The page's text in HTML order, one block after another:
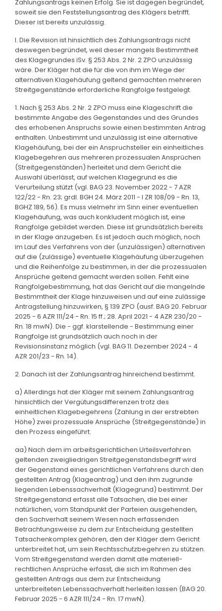
Zahlungsantrags keinen Erfolg. Sie ist dagegen begründet,
soweit sie den Feststellungsantrag des Klägers betrifft.
Dieser ist bereits unzulässig.
I. Die Revision ist hinsichtlich des Zahlungsantrags nicht
deswegen begründet, weil dieser mangels Bestimmtheit
des Klagegrundes iSv. § 253 Abs. 2 Nr. 2 ZPO unzulässig
wäre. Der Kläger hat die für die von ihm im Wege der
alternativen Klagehäufung geltend gemachten mehreren
Streitgegenstände erforderliche Rangfolge festgelegt.
1. Nach § 253 Abs. 2 Nr. 2 ZPO muss eine Klageschrift die
bestimmte Angabe des Gegenstandes und des Grundes
des erhobenen Anspruchs sowie einen bestimmten Antrag
enthalten. Unbestimmt und unzulässig ist eine alternative
Klagehäufung, bei der ein Anspruchsteller ein einheitliches
Klagebegehren aus mehreren prozessualen Ansprüchen
(Streitgegenständen) herleitet und dem Gericht die
Auswahl überlässt, auf welchen Klagegrund es die
Verurteilung stützt (vgl. BAG 23. November 2022 - 7 AZR
122/22 - Rn. 23; grdl. BGH 24. März 2011 - I ZR 108/09 - Rn. 13,
BGHZ 189, 56). Es muss vielmehr im Sinn einer eventuellen
Klagehäufung, was auch konkludent möglich ist, eine
Rangfolge gebildet werden. Diese ist grundsätzlich bereits
in der Klage anzugeben. Es ist jedoch auch möglich, noch
im Lauf des Verfahrens von der (unzulässigen) alternativen
auf die (zulässige) eventuelle Klagehäufung überzugehen
und die Reihenfolge zu bestimmen, in der die prozessualen
Ansprüche geltend gemacht werden sollen. Fehlt eine
Rangfolgebestimmung, hat das Gericht auf die mangelnde
Bestimmtheit der Klage hinzuweisen und auf eine zulässige
Antragstellung hinzuwirken, § 139 ZPO (ausf. BAG 20. Februar
2025 - 6 AZR 111/24 - Rn. 15 ff.; 28. April 2021 - 4 AZR 230/20 -
Rn. 18 mwN). Die - ggf. klarstellende - Bestimmung einer
Rangfolge ist grundsätzlich auch noch in der
Revisionsinstanz möglich (vgl. BAG 11. Dezember 2024 - 4
AZR 201/23 - Rn. 14).
2. Danach ist der Zahlungsantrag hinreichend bestimmt.
a) Allerdings hat der Kläger mit seinem Zahlungsantrag
hinsichtlich der Vergütungsdifferenzen trotz des
einheitlichen Klagebegehrens (Zahlung in der erstrebten
Höhe) zwei prozessuale Ansprüche (Streitgegenstände) in
den Prozess eingeführt.
aa) Nach dem im arbeitsgerichtlichen Urteilsverfahren
geltenden zweigliedrigen Streitgegenstandsbegriff wird
der Gegenstand eines gerichtlichen Verfahrens durch den
gestellten Antrag (Klageantrag) und den ihm zugrunde
liegenden Lebenssachverhalt (Klagegrund) bestimmt. Der
Streitgegenstand erfasst alle Tatsachen, die bei einer
natürlichen, vom Standpunkt der Parteien ausgehenden,
den Sachverhalt seinem Wesen nach erfassenden
Betrachtungsweise zu dem zur Entscheidung gestellten
Tatsachenkomplex gehören, den der Kläger dem Gericht
unterbreitet hat, um sein Rechtsschutzbegehren zu stützen.
Vom Streitgegenstand werden damit alle materiell-
rechtlichen Ansprüche erfasst, die sich im Rahmen des
gestellten Antrags aus dem zur Entscheidung
unterbreiteten Lebenssachverhalt herleiten lassen (BAG 20.
Februar 2025 - 6 AZR 111/24 - Rn. 17 mwN).